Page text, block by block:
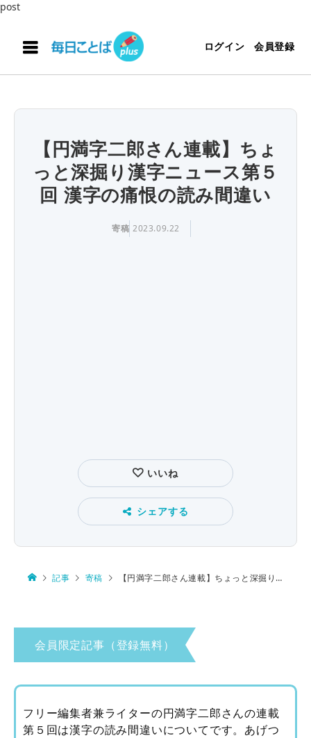
post
ログイン 会員登録
【円満字二郎さん連載】ちょ
っと深掘り漢字ニュース第５
回 漢字の痛恨の読み間違い
寄稿 2023.09.22
いいね
シェアする
記事 寄稿 【円満字二郎さん連載】ちょっと深掘り漢字ニュース第５回 漢字の痛恨の読み間違い
会員限定記事（登録無料）
フリー編集者兼ライターの円満字二郎さんの連載
第５回は漢字の読み間違いについてです。あげつ